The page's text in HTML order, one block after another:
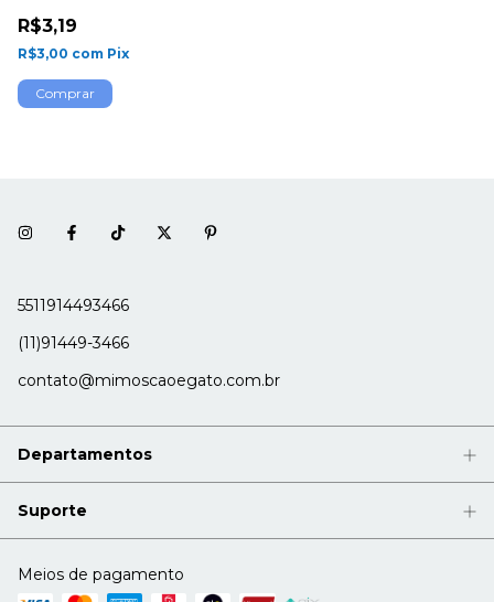
R$3,19
R$3,00 com Pix
5511914493466
(11)91449-3466
contato@mimoscaoegato.com.br
Departamentos
Suporte
Meios de pagamento